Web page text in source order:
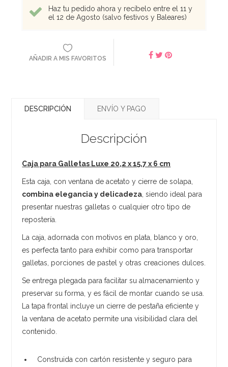
Haz tu pedido ahora y recíbelo entre el 11 y
el 12 de Agosto (salvo festivos y Baleares)
AÑADIR A MIS FAVORITOS
DESCRIPCIÓN ENVÍO Y PAGO
Descripción
Caja para Galletas Luxe 20,2 x 15,7 x 6 cm
Esta caja, con ventana de acetato y cierre de solapa,
combina elegancia y delicadeza , siendo ideal para
presentar nuestras galletas o cualquier otro tipo de
repostería.
La caja, adornada con motivos en plata, blanco y oro,
es perfecta tanto para exhibir como para transportar
galletas, porciones de pastel y otras creaciones dulces.
Se entrega plegada para facilitar su almacenamiento y
preservar su forma, y es fácil de montar cuando se usa.
La tapa frontal incluye un cierre de pestaña eficiente y
la ventana de acetato permite una visibilidad clara del
contenido.
Construida con cartón resistente y seguro para